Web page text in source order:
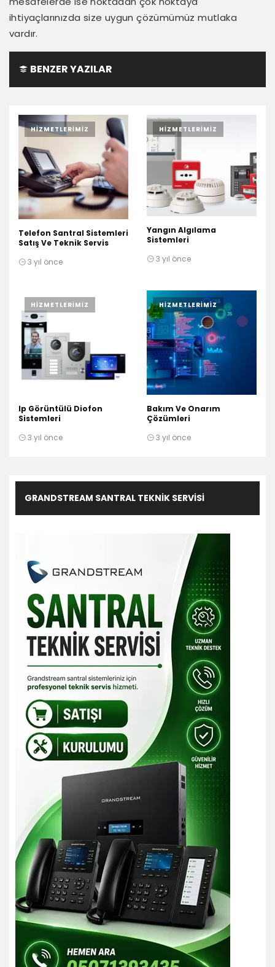
ihtiyaçlarınızda size uygun çözümümüz mutlaka
vardır.
BENZER YAZILAR
HIZMETLERIMIZ
Telefon Santral Sistemleri
Satış Ve Teknik Servis
3 yıl önce
HIZMETLERIMIZ
Yangın Algılama
Sistemleri
3 yıl önce
HIZMETLERIMIZ
Ip Görüntülü Diofon
Sistemleri
3 yıl önce
HIZMETLERIMIZ
Bakım Ve Onarım
Çözümleri
3 yıl önce
GRANDSTREAM SANTRAL TEKNIK SERVISI